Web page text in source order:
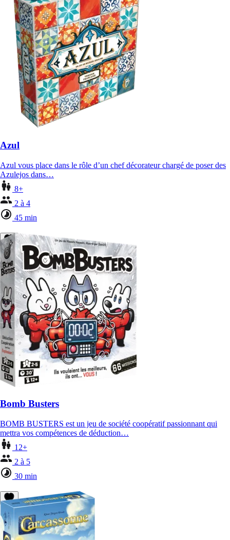
Azul
Azul vous place dans le rôle d’un chef décorateur chargé de poser des
Azulejos dans…
8+
2 à 4
45 min
Bomb Busters
BOMB BUSTERS est un jeu de société coopératif passionnant qui
mettra vos compétences de déduction…
12+
2 à 5
30 min